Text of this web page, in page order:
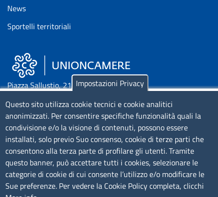
News
Sportelli territoriali
Piazza Sallustio, 21 - 00187 Roma
EMAIL: info.sni@unioncamere.it
C.F.: 01484460587
P.Iva: 01000211001
SERVIZIO REALIZZATO DA
Impostazioni Privacy
Questo sito utilizza cookie tecnici e cookie analitici
anonimizzati. Per consentire specifiche funzionalità quali la
condivisione e/o la visione di contenuti, possono essere
installati, solo previo Suo consenso, cookie di terze parti che
consentono alla terza parte di profilare gli utenti. Tramite
questo banner, può accettare tutti i cookies, selezionare le
categorie di cookie di cui consente l’utilizzo e/o modificare le
Sue preferenze. Per vedere la Cookie Policy completa, clicchi